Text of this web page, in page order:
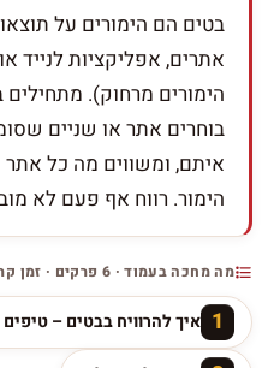
בטים הם הימורים על
אתרים, אפליקציות לנייד
הימורים מרחוק). מתחילים
בוחרים אתר או שניים
איתם, ומשווים מה כל אתר
הימור. רווח אף פעם לא
מה מחכה בעמוד · 6 פרקים · זמן קריאה ~6 דקות
1 איך להרוויח בבטים –